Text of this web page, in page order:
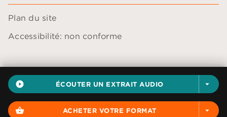
play_circle_filled ÉCOUTER UN EXTRAIT AUDIO arrow_drop_down
shopping_basket ACHETER VOTRE FORMAT arrow_drop_down
Plan du site
Accessibilité: non conforme
Données personnelles
Paramétrer vos cookies